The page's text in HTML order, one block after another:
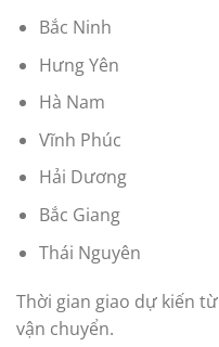
Bắc Ninh
Hưng Yên
Hà Nam
Vĩnh Phúc
Hải Dương
Bắc Giang
Thái Nguyên
Thời gian giao dự kiến
vận chuyển.